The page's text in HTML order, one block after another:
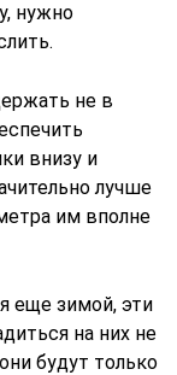
нужно
не в
внизу и
лучше
им вполне
еще зимой, эти
на них не
будут только